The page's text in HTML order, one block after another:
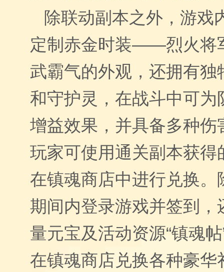
除联动副本之外，游戏
定制赤金时装——烈火将
武霸气的外观，还拥有独
和守护灵，在战斗中可为
增益效果，并具备多种伤
玩家可使用通关副本获得
在镇魂商店中进行兑换。
期间内登录游戏并签到，
量元宝及活动资源“镇魂帖
在镇魂商店兑换各种豪华